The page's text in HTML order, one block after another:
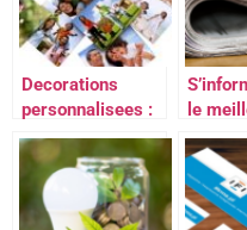
Decorations
personnalisees :
de multiples
options
le
presse